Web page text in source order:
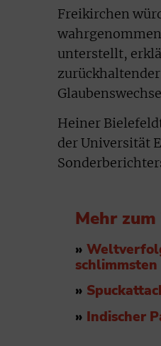
Freikirchen
unterstellt,
Heiner
der Universität
Mehr zum
»
schlimmsten
»
» Indischer